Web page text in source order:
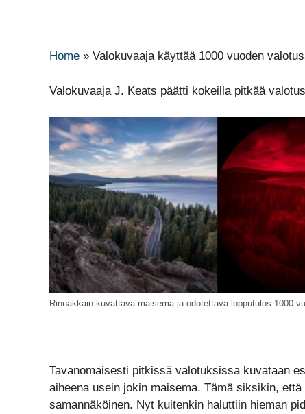
Home » Valokuvaaja käyttää 1000 vuoden
Valokuvaaja J. Keats päätti kokeilla pitkää
Rinnakkain kuvattava maisema ja odotettava lopputulos 1000
Tavanomaisesti pitkissä valotuksissa kuvataan
aiheena usein jokin maisema. Tämä siksikin,
samannäköinen. Nyt kuitenkin haluttiin hieman